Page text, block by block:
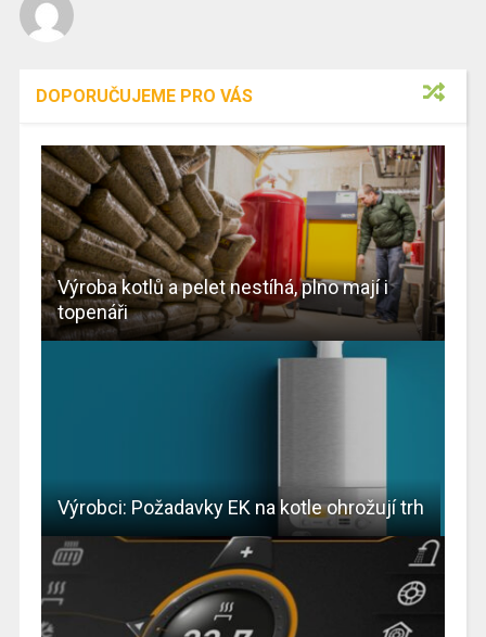
DOPORUČUJEME PRO VÁS
Výroba kotlů a pelet nestíhá, plno mají i
topenáři
Výrobci: Požadavky EK na kotle ohrožují trh